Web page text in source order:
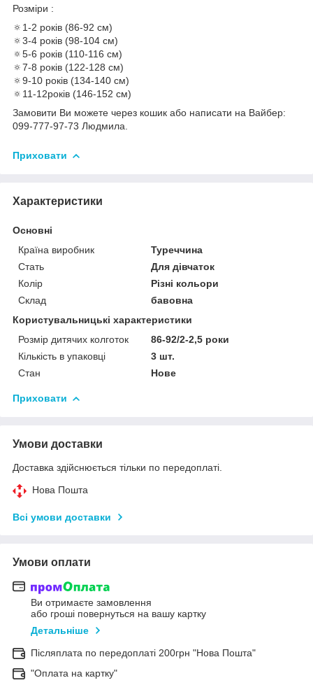
Розміри :
🔅1-2 років (86-92 см)
🔅3-4 років (98-104 см)
🔅5-6 років (110-116 см)
🔅7-8 років (122-128 см)
🔅9-10 років (134-140 см)
🔅11-12років (146-152 см)
Замовити Ви можете через кошик або написати на Вайбер:
099-777-97-73 Людмила.
Приховати
Характеристики
Основні
Країна виробник
Туреччина
Стать
Для дівчаток
Колір
Різні кольори
Склад
бавовна
Користувальницькі характеристики
Розмір дитячих колготок
86-92/2-2,5 роки
Кількість в упаковці
3 шт.
Стан
Нове
Приховати
Умови доставки
Доставка здійснюється тільки по передоплаті.
Нова Пошта
Всі умови доставки
Умови оплати
Ви отримаєте замовлення
або гроші повернуться на вашу картку
Детальніше
Післяплата по передоплаті 200грн "Нова Пошта"
"Оплата на картку"